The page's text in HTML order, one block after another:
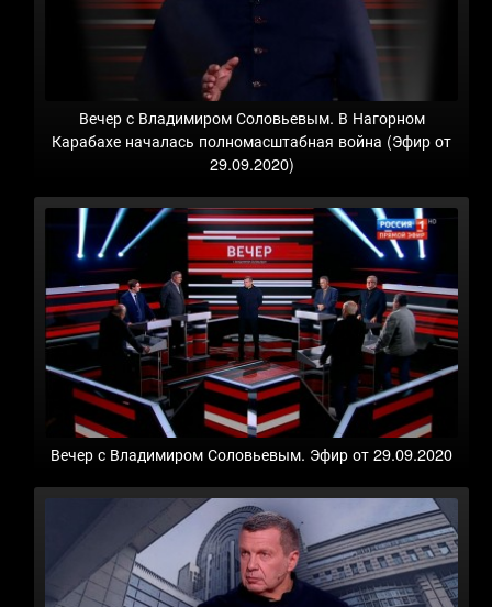
Вечер с Владимиром Соловьевым. В Нагорном
Карабахе началась полномасштабная война (Эфир от
29.09.2020)
Вечер с Владимиром Соловьевым. Эфир от 29.09.2020